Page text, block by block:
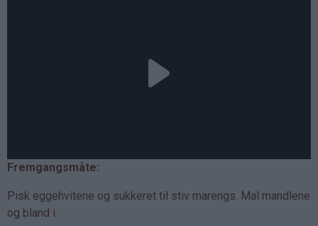
Fremgangsmåte:
Pisk eggehvitene og sukkeret til stiv marengs. Mal mandlene
og bland i.